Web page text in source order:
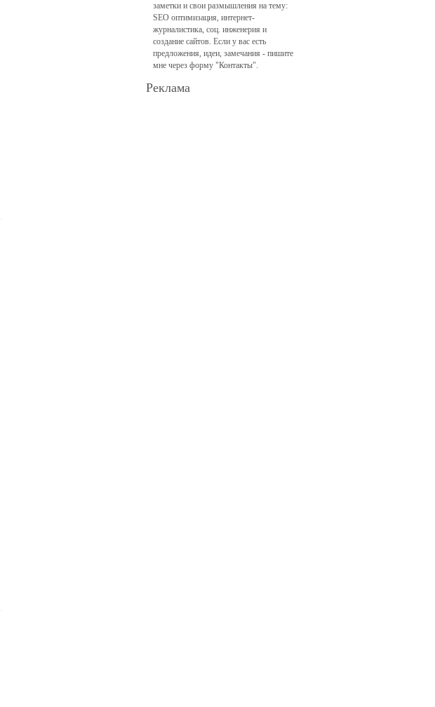
заметки и свои размышления на тему:
SEO оптимизация, интернет-
журналистика, соц. инженерия и
создание сайтов. Если у вас есть
предложения, идеи, замечания - пишите
мне через форму "Контакты".
Реклама